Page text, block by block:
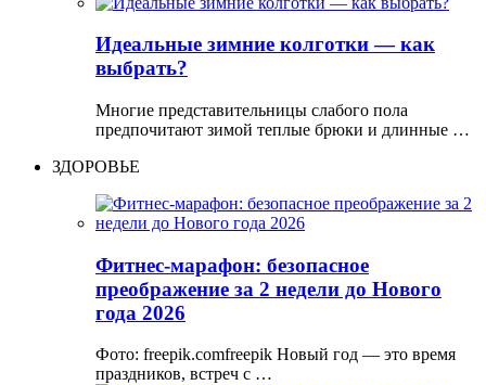
Идеальные зимние колготки — как
выбрать?
Многие представительницы слабого пола
предпочитают зимой теплые брюки и длинные …
ЗДОРОВЬЕ
Фитнес-марафон: безопасное
преображение за 2 недели до Нового
года 2026
Фото: freepik.comfreepik Новый год — это время
праздников, встреч с …